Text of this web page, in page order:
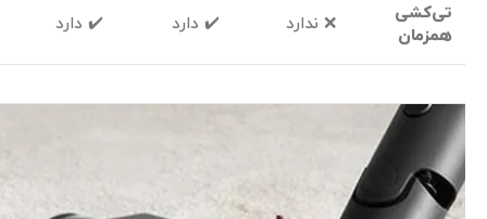
تی‌کشی
همزمان
❌ ندارد ✔️ دارد ✔️ دارد